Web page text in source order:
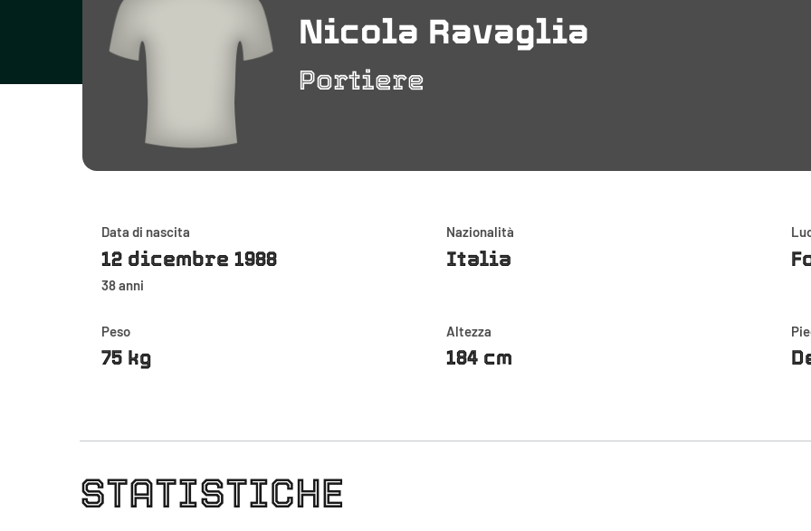
Nicola Ravaglia
Portiere
Data di nascita
12 dicembre 1988
38 anni
Nazionalità
Italia
Peso
75 kg
Altezza
184 cm
STATISTICHE